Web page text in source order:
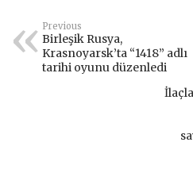
Previous
Birleşik Rusya,
Krasnoyarsk’ta “1418” ​​adlı
tarihi oyunu düzenledi